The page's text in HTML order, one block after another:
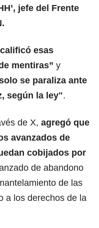
jefe del Frente
esas
mentiras” y
se paraliza ante
según la ley".
de X, agregó que
avanzados de
cobijados por
de abandono
de las
a los derechos de la